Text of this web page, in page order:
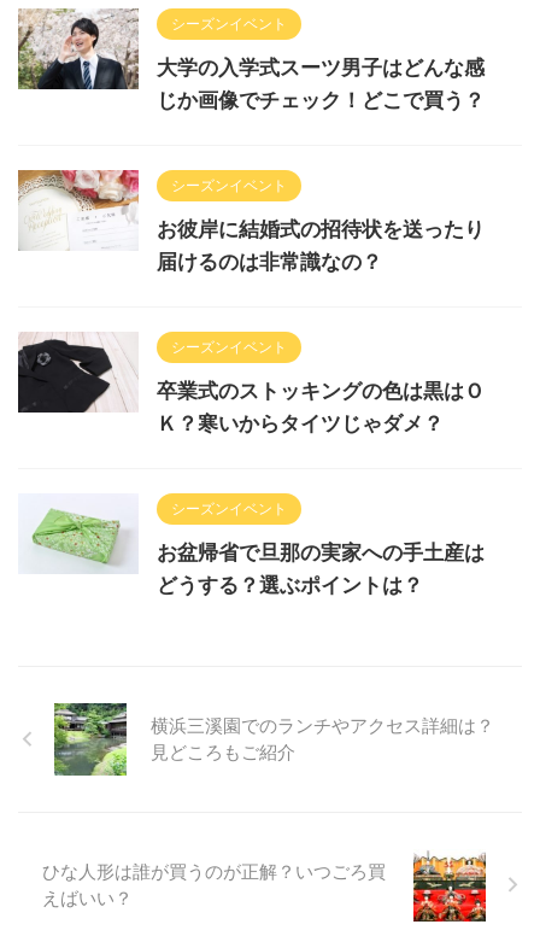
シーズンイベント
大学の入学式スーツ男子はどんな感
じか画像でチェック！どこで買う？
シーズンイベント
お彼岸に結婚式の招待状を送ったり
届けるのは非常識なの？
シーズンイベント
卒業式のストッキングの色は黒はＯ
Ｋ？寒いからタイツじゃダメ？
シーズンイベント
お盆帰省で旦那の実家への手土産は
どうする？選ぶポイントは？
横浜三溪園でのランチやアクセス詳細は？
見どころもご紹介
ひな人形は誰が買うのが正解？いつごろ買
えばいい？